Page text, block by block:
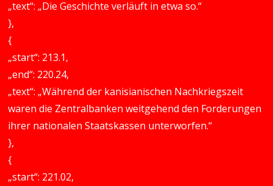
„text“: „Die Geschichte verläuft in etwa so.“
},
{
„start“: 213.1,
„end“: 220.24,
„text“: „Während der kanisianischen Nachkriegszeit
waren die Zentralbanken weitgehend den Forderungen
ihrer nationalen Staatskassen unterworfen.“
},
{
„start“: 221.02,